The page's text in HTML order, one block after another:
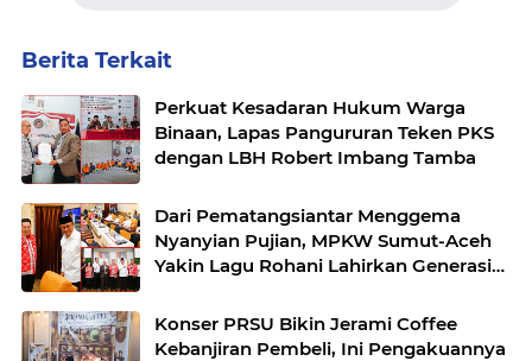
Berita Terkait
Perkuat Kesadaran Hukum Warga
Binaan, Lapas Pangururan Teken PKS
dengan LBH Robert Imbang Tamba
Dari Pematangsiantar Menggema
Nyanyian Pujian, MPKW Sumut-Aceh
Yakin Lagu Rohani Lahirkan Generasi
Konser PRSU Bikin Jerami Coffee
Kebanjiran Pembeli, Ini Pengakuannya